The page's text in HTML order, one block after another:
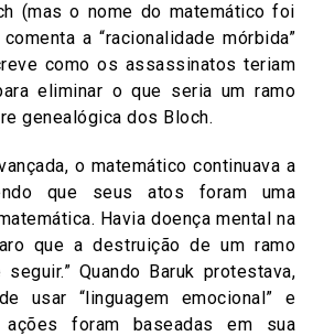
(mas o nome do matemático foi
a “racionalidade mórbida”
como os assassinatos teriam
eliminar o que seria um ramo
genealógica dos Bloch.
o matemático continuava a
que seus atos foram uma
Havia doença mental na
que a destruição de um ramo
Quando Baruk protestava,
usar “linguagem emocional” e
foram baseadas em sua